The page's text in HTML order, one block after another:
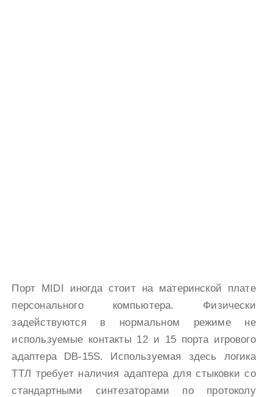
Порт MIDI иногда стоит на материнской плате
персонального компьютера. Физически
задействуются в нормальном режиме не
используемые контакты 12 и 15 порта игрового
адаптера DB-15S. Используемая здесь логика
ТТЛ требует наличия адаптера для стыковки со
стандартными синтезаторами по протоколу